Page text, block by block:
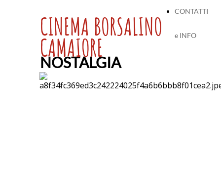
CONTATTI
e INFO
CINEMA BORSALINO
CAMAIORE
NOSTALGIA